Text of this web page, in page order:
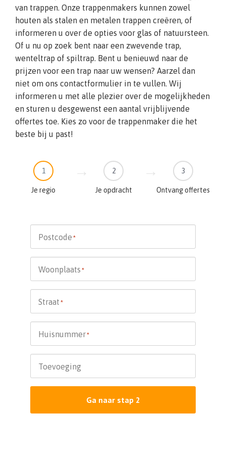
van trappen. Onze trappenmakers kunnen zowel
houten als stalen en metalen trappen creëren, of
informeren u over de opties voor glas of natuursteen.
Of u nu op zoek bent naar een zwevende trap,
wenteltrap of spiltrap. Bent u benieuwd naar de
prijzen voor een trap naar uw wensen? Aarzel dan
niet om ons contactformulier in te vullen. Wij
informeren u met alle plezier over de mogelijkheden
en sturen u desgewenst een aantal vrijblijvende
offertes toe. Kies zo voor de trappenmaker die het
beste bij u past!
1
Je regio
2
Je opdracht
3
Ontvang offertes
Postcode *
Woonplaats *
Straat *
Huisnummer*
Toevoeging
Ga naar stap 2